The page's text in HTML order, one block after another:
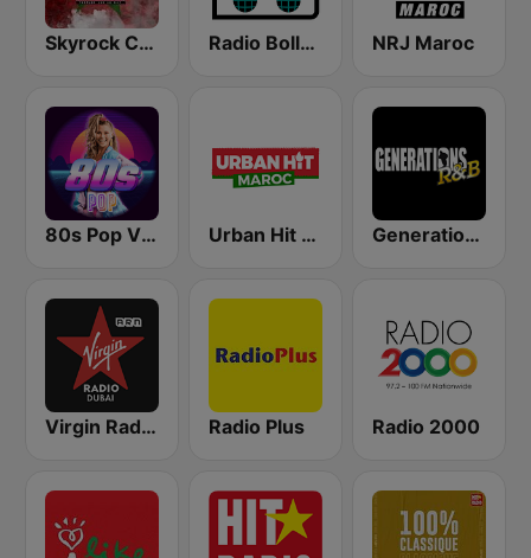
Skyrock Casablanca Radio Bollerwagen NRJ Maroc
80s Pop Vibes Urban Hit Maroc Generations R&B
Virgin Radio Dubai (UAE Only) Radio Plus Radio 2000